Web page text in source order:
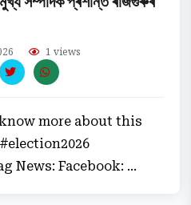
1 views
more about this
News: Facebook: ...